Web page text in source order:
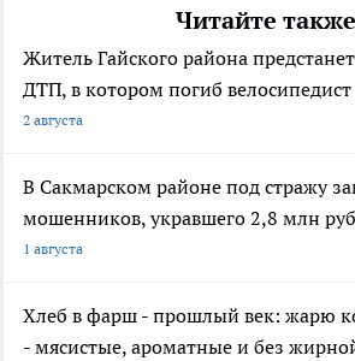
Читайте
Житель Гайского района
ДТП, в котором погиб велосипедист
2 августа
В Сакмарском районе под стражу
мошенников, укравшего 2,8 млн
1 августа
Хлеб в фарш - прошлый век: жарю
- мясистые, ароматные и без